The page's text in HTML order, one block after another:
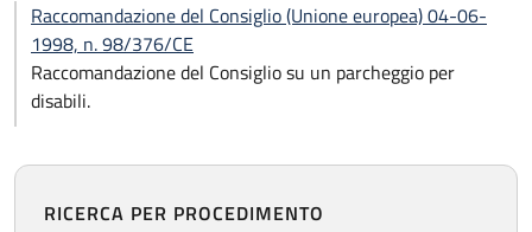
Raccomandazione del Consiglio (Unione europea) 04-06-
1998, n. 98/376/CE
Raccomandazione del Consiglio su un parcheggio per
disabili.
RICERCA PER PROCEDIMENTO